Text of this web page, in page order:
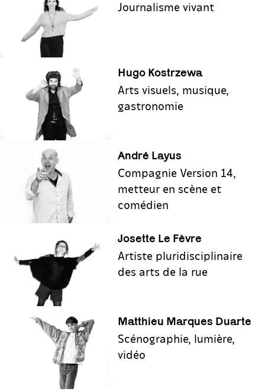
Journalisme vivant
Hugo Kostrzewa
Arts visuels, musique,
gastronomie
André Layus
Compagnie Version 14,
metteur en scène et
comédien
Josette Le Fèvre
Artiste pluridisciplinaire
des arts de la rue
Matthieu Marques Duarte
Scénographie, lumière,
vidéo